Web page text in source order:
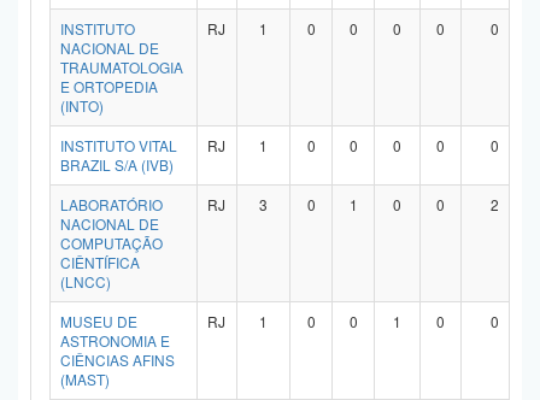
INSTITUTO
NACIONAL DE
TRAUMATOLOGIA
E ORTOPEDIA
(INTO)
RJ 1 0 0 0 0 0
INSTITUTO VITAL
BRAZIL S/A (IVB)
RJ 1 0 0 0 0 0
LABORATÓRIO
NACIONAL DE
COMPUTAÇÃO
CIÊNTÍFICA
(LNCC)
RJ 3 0 1 0 0 2
MUSEU DE
ASTRONOMIA E
CIÊNCIAS AFINS
(MAST)
RJ 1 0 0 1 0 0